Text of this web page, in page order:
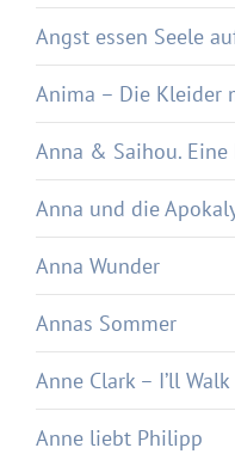
Angst essen Seele
Anima – Die Kleider
Anna & Saihou.
Anna und die
Anna Wunder
Annas Sommer
Anne Clark – I’ll
Anne liebt Philipp